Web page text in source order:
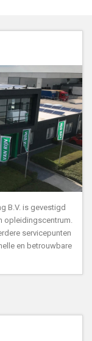
B.V. is gevestigd
opleidingscentrum.
servicepunten
en betrouwbare